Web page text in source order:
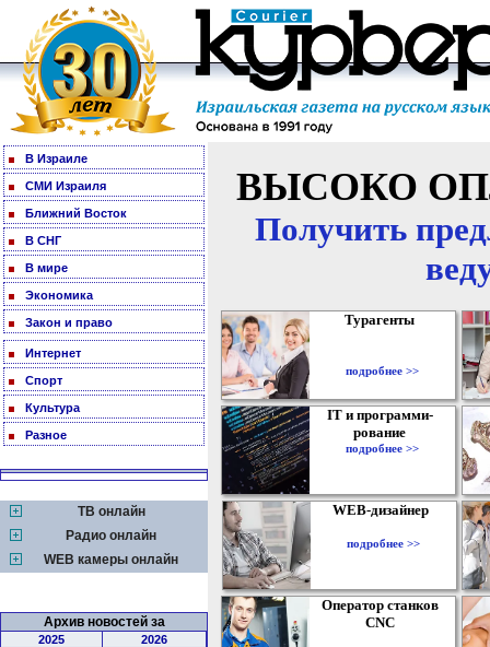
В Израиле
СМИ Израиля
Ближний Восток
В СНГ
В мире
Экономика
Закон и право
Интернет
Спорт
Культура
Разное
ТВ онлайн
Радио онлайн
WEB камеры онлайн
Архив новостей за
2025 2026
ВЫСОКО
Получить
Турагенты
подробнее >>
IT и программи-
рование
подробнее >>
WEB-дизайнер
подробнее >>
Оператор станков
CNC